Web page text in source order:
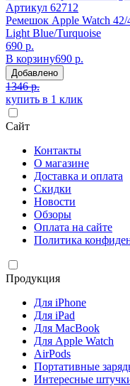
Артикул 62712
Ремешок Apple Watch 42/
Light Blue/Turquoise
690 р.
В корзину690 р.
Добавлено
1346 р.
купить в 1 клик
Сайт
Контакты
О магазине
Доставка и оплата
Скидки
Новости
Обзоры
Оплата на сайте
Политика
Продукция
Для iPhone
Для iPad
Для MacBook
Для Apple Watch
AirPods
Портативные
Интересные